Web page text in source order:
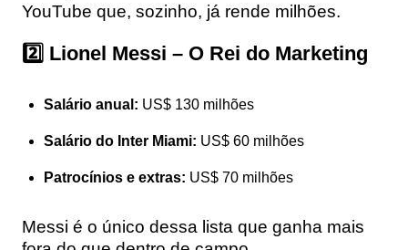
YouTube que, sozinho, já rende milhões.
2️⃣ Lionel Messi – O Rei do Marketing
Salário anual: US$ 130 milhões
Salário do Inter Miami: US$ 60 milhões
Patrocínios e extras: US$ 70 milhões
Messi é o único dessa lista que ganha mais